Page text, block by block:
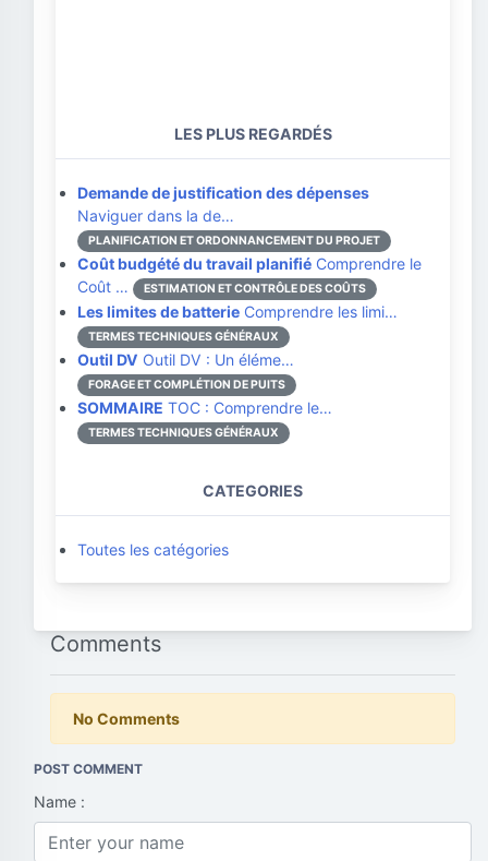
LES PLUS REGARDÉS
Demande de justification des dépenses
Naviguer dans la de…
PLANIFICATION ET ORDONNANCEMENT DU PROJET
Coût budgété du travail planifié Comprendre le
Coût …
ESTIMATION ET CONTRÔLE DES COÛTS
Les limites de batterie Comprendre les limi…
TERMES TECHNIQUES GÉNÉRAUX
Outil DV Outil DV : Un éléme…
FORAGE ET COMPLÉTION DE PUITS
SOMMAIRE TOC : Comprendre le…
TERMES TECHNIQUES GÉNÉRAUX
CATEGORIES
Toutes les catégories
Comments
No Comments
POST COMMENT
Name :